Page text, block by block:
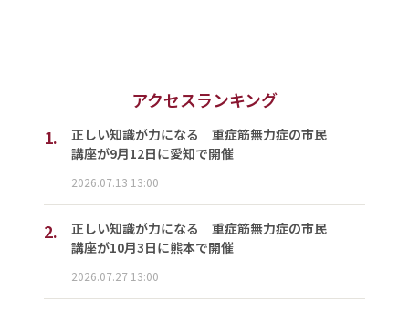
アクセスランキング
1.
正しい知識が力になる 重症筋無力症の市民
講座が9月12日に愛知で開催
2026.07.13 13:00
2.
正しい知識が力になる 重症筋無力症の市民
講座が10月3日に熊本で開催
2026.07.27 13:00